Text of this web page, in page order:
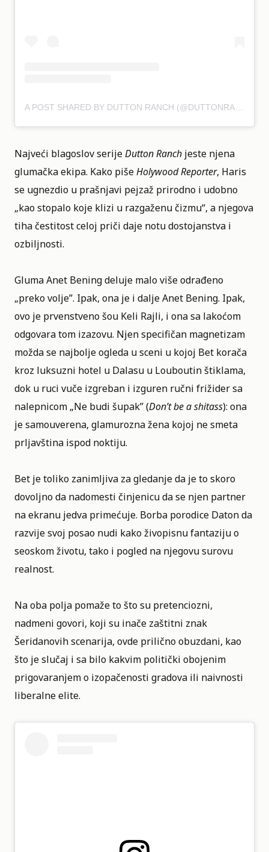
Najveći blagoslov serijeDutton Ranch jeste njena
glumačka ekipa. Kako pišeHolywood Reporter, Haris
se ugnezdio u prašnjavi pejzaž prirodno i udobno
„kao stopalo koje klizi u razgaženu čizmu“, a njegova
tiha čestitost celoj priči daje notu dostojanstva i
ozbiljnosti.
Gluma Anet Bening deluje malo više odrađeno
„preko volje”. Ipak, ona je i dalje Anet Bening. Ipak,
ovo je prvenstveno šou Keli Rajli, i ona sa lakoćom
odgovara tom izazovu. Njen specifičan magnetizam
možda se najbolje ogleda u sceni u kojoj Bet korača
kroz luksuzni hotel u Dalasu u Louboutin štiklama,
dok u ruci vuče izgreban i izguren ručni frižider sa
nalepnicom „Ne budi šupak” (Don’t be a shitass): ona
je samouverena, glamurozna žena kojoj ne smeta
prljavština ispod noktiju.
Bet je toliko zanimljiva za gledanje da je to skoro
dovoljno da nadomesti činjenicu da se njen partner
na ekranu jedva primećuje. Borba porodice Daton da
razvije svoj posao nudi kako živopisnu fantaziju o
seoskom životu, tako i pogled na njegovu surovu
realnost.
Na oba polja pomaže to što su pretenciozni,
nadmeni govori, koji su inače zaštitni znak
Šeridanovih scenarija, ovde prilično obuzdani, kao
što je slučaj i sa bilo kakvim politički obojenim
prigovaranjem o izopačenosti gradova ili naivnosti
liberalne elite.